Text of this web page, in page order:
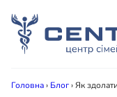
Головна› Блог›Як